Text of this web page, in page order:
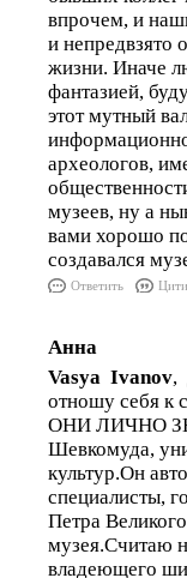
впрочем, и
и непредвзято
жизни. Иначе
фантазией,
этот мутный
археологов,
музеев, ну а
вами хорошо
создавался
Ответить
Анна
Vasya Ivanov,
отношу себя к
ОНИ ЛИЧНО
Шевкомуда,
культур.Он
специалисты,
Петра
музея.Считаю
владеющего